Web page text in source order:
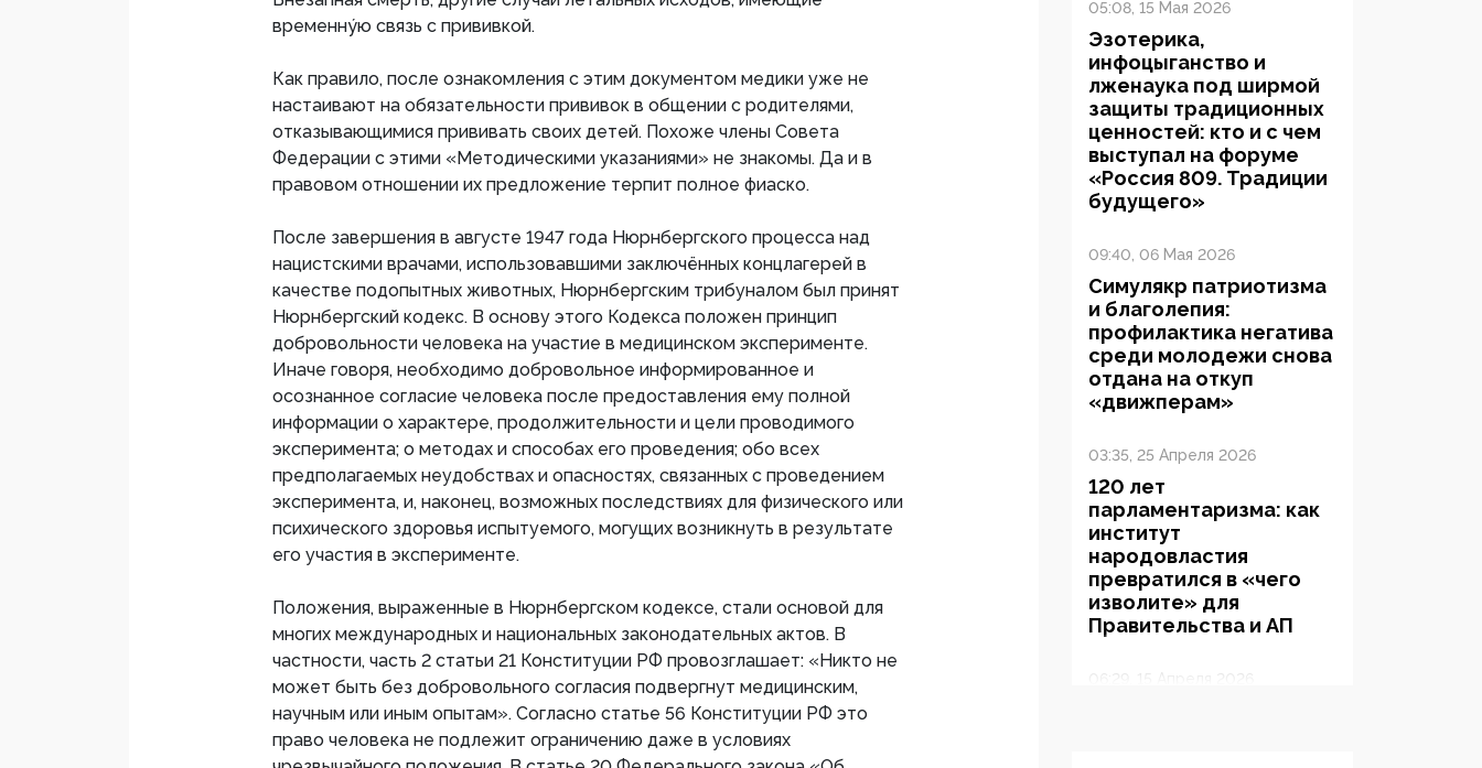
временнýю связь с прививкой.
Как правило, после ознакомления с этим документом медики уже не
настаивают на обязательности прививок в общении с родителями,
отказывающимися прививать своих детей. Похоже члены Совета
Федерации с этими «Методическими указаниями» не знакомы. Да и в
правовом отношении их предложение терпит полное фиаско.
После завершения в августе 1947 года Нюрнбергского процесса над
нацистскими врачами, использовавшими заключённых концлагерей в
качестве подопытных животных, Нюрнбергским трибуналом был принят
Нюрнбергский кодекс. В основу этого Кодекса положен принцип
добровольности человека на участие в медицинском эксперименте.
Иначе говоря, необходимо добровольное информированное и
осознанное согласие человека после предоставления ему полной
информации о характере, продолжительности и цели проводимого
эксперимента; о методах и способах его проведения; обо всех
предполагаемых неудобствах и опасностях, связанных с проведением
эксперимента, и, наконец, возможных последствиях для физического или
психического здоровья испытуемого, могущих возникнуть в результате
его участия в эксперименте.
Положения, выраженные в Нюрнбергском кодексе, стали основой для
многих международных и национальных законодательных актов. В
частности, часть 2 статьи 21 Конституции РФ провозглашает: «Никто не
может быть без добровольного согласия подвергнут медицинским,
научным или иным опытам». Согласно статье 56 Конституции РФ это
право человека не подлежит ограничению даже в условиях
05:08, 15 Мая 2026
Эзотерика,
инфоцыганство и
лженаука под ширмой
защиты традиционных
ценностей: кто и с чем
выступал на форуме
«Россия 809. Традиции
будущего»
09:40, 06 Мая 2026
Симулякр патриотизма
и благолепия:
профилактика негатива
среди молодежи снова
отдана на откуп
«движперам»
03:35, 25 Апреля 2026
120 лет
парламентаризма: как
институт
народовластия
превратился в «чего
изволите» для
Правительства и АП